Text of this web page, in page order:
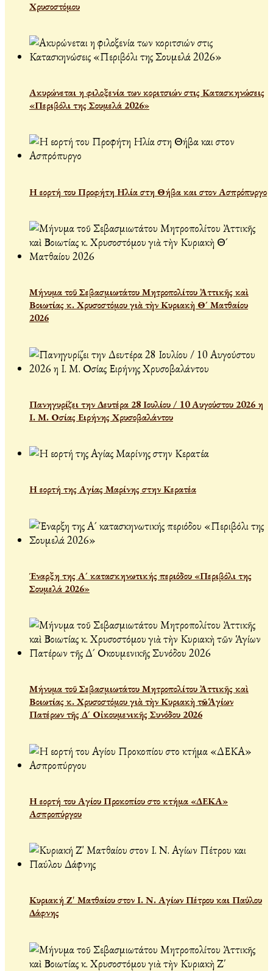
Χρυσοστόμου
Ακυρώνεται η φιλοξενία των κοριτσιών στις Κατασκηνώσεις
«Περιβόλι της Σουμελά 2026»
Η εορτή του Προφήτη Ηλία στη Θήβα και στον Ασπρόπυργο
Μήνυμα τοῦ Σεβασμιωτάτου Μητροπολίτου Ἀττικῆς καὶ
Βοιωτίας κ. Χρυσοστόμου γιὰ τὴν Κυριακὴ Θ´ Ματθαίου
2026
Πανηγυρίζει την Δευτέρα 28 Ιουλίου / 10 Αυγούστου 2026 η
Ι. Μ. Οσίας Ειρήνης Χρυσοβαλάντου
Η εορτή της Αγίας Μαρίνης στην Κερατέα
Έναρξη της Α´ κατασκηνωτικής περιόδου «Περιβόλι της
Σουμελά 2026»
Μήνυμα τοῦ Σεβασμιωτάτου Μητροπολίτου Ἀττικῆς καὶ
Βοιωτίας κ. Χρυσοστόμου γιὰ τὴν Κυριακὴ τῶν Ἁγίων
Πατέρων τῆς Δ´ Οἰκουμενικῆς Συνόδου 2026
Η εορτή του Αγίου Προκοπίου στο κτήμα «ΔΕΚΑ»
Ασπροπύργου
Κυριακή Ζ' Ματθαίου στον Ι. Ν. Αγίων Πέτρου και Παύλου
Δάφνης